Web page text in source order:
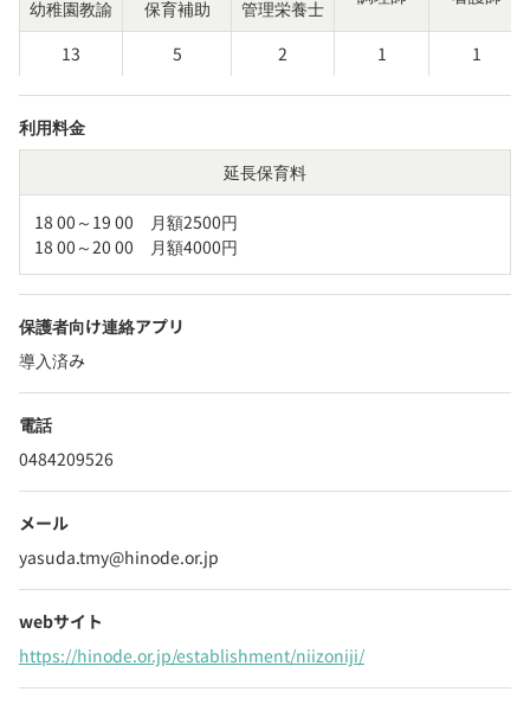
幼稚園教諭
保育補助
管理栄養士
13 5 2 1 1
利用料金
延長保育料
18 00～19 00　月額2500円
18 00～20 00　月額4000円
保護者向け連絡アプリ
導入済み
電話
0484209526
メール
yasuda.tmy@hinode.or.jp
webサイト
https://hinode.or.jp/establishment/niizoniji/